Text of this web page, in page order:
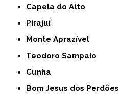
Capela do Alto
Pirajuí
Monte Aprazível
Teodoro Sampaio
Cunha
Bom Jesus dos Perdões